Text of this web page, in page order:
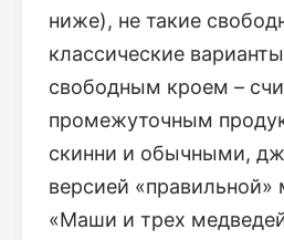
ниже), не такие
классические
свободным кроем –
промежуточным
скинни и обычными,
версией
«Маши и трех